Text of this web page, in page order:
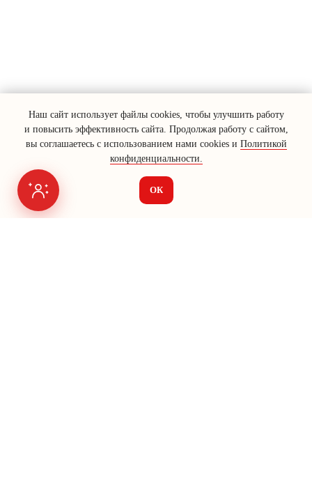
Наш сайт использует файлы cookies, чтобы улучшить работу
и повысить эффективность сайта. Продолжая работу с сайтом,
вы соглашаетесь с использованием нами cookies и Политикой
конфиденциальности.
ОК